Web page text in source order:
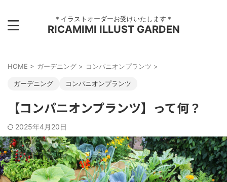
＊イラストオーダーお受けいたします＊
RICAMIMI ILLUST GARDEN
HOME > ガーデニング > コンパニオンプランツ >
ガーデニング コンパニオンプランツ
【コンパニオンプランツ】って何？
2025年4月20日